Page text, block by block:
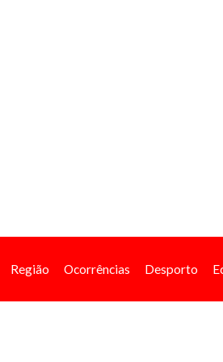
Região Ocorrências Desporto